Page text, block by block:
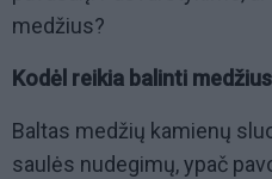
medžius?
Kodėl reikia balinti
Baltas medžių kamienų
saulės nudegimų, ypač